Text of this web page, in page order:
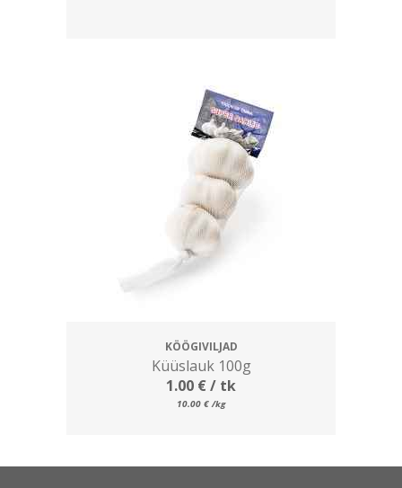
KÖÖGIVILJAD
Küüslauk 100g
1.00 €/ tk
10.00 € /kg